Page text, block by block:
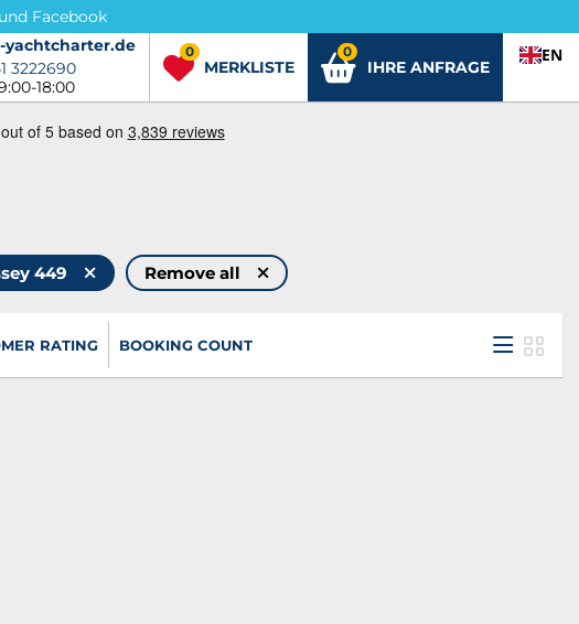
Facebook
yachtcharter.de
yachtcharter.de
3222690
3222690
18:00
MERKLISTE
0
IHRE ANFRAGE
0 EN
449 Remove all
RATING BOOKING COUNT